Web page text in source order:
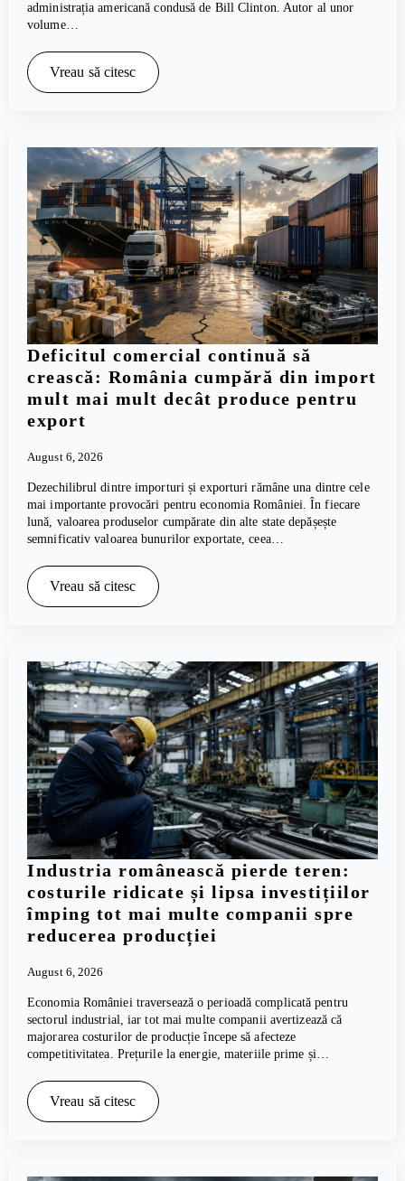
administrația americană condusă de Bill Clinton. Autor al unor
volume…
Vreau să citesc
Deficitul comercial continuă să
crească: România cumpără din import
mult mai mult decât produce pentru
export
August 6, 2026
Dezechilibrul dintre importuri și exporturi rămâne una dintre cele
mai importante provocări pentru economia României. În fiecare
lună, valoarea produselor cumpărate din alte state depășește
semnificativ valoarea bunurilor exportate, ceea…
Vreau să citesc
Industria românească pierde teren:
costurile ridicate și lipsa investițiilor
împing tot mai multe companii spre
reducerea producției
August 6, 2026
Economia României traversează o perioadă complicată pentru
sectorul industrial, iar tot mai multe companii avertizează că
majorarea costurilor de producție începe să afecteze
competitivitatea. Prețurile la energie, materiile prime și…
Vreau să citesc